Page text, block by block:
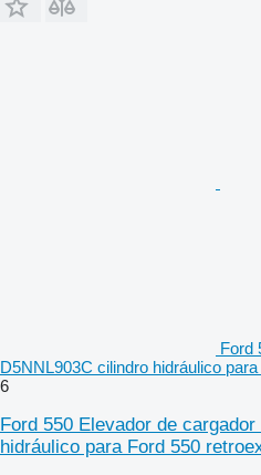
Ford
D5NNL903C cilindro hidráulico
6
Ford 550 Elevador de
hidráulico para Ford 550